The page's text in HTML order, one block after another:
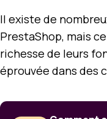
Il existe de
PrestaShop, mais
richesse de leurs
éprouvée dans des